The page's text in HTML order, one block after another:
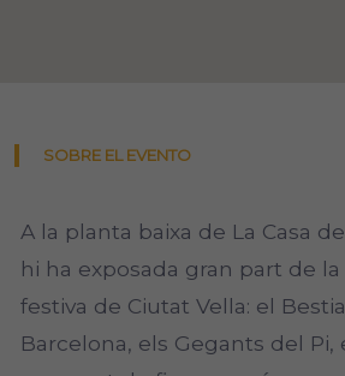
SOBRE EL EVENTO
A la planta baixa de La Casa
hi ha exposada gran part de
festiva de Ciutat Vella: el
Barcelona, els Gegants del Pi,